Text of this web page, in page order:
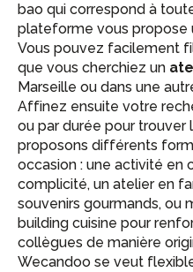
bao qui correspond à
plateforme vous propose
Vous pouvez facilement
que vous cherchiez un
Marseille ou dans une
Affinez ensuite votre
ou par durée pour trouver
proposons différents
occasion : une activité en
complicité, un atelier en
souvenirs gourmands, ou
building cuisine pour
collègues de manière
Wecandoo se veut